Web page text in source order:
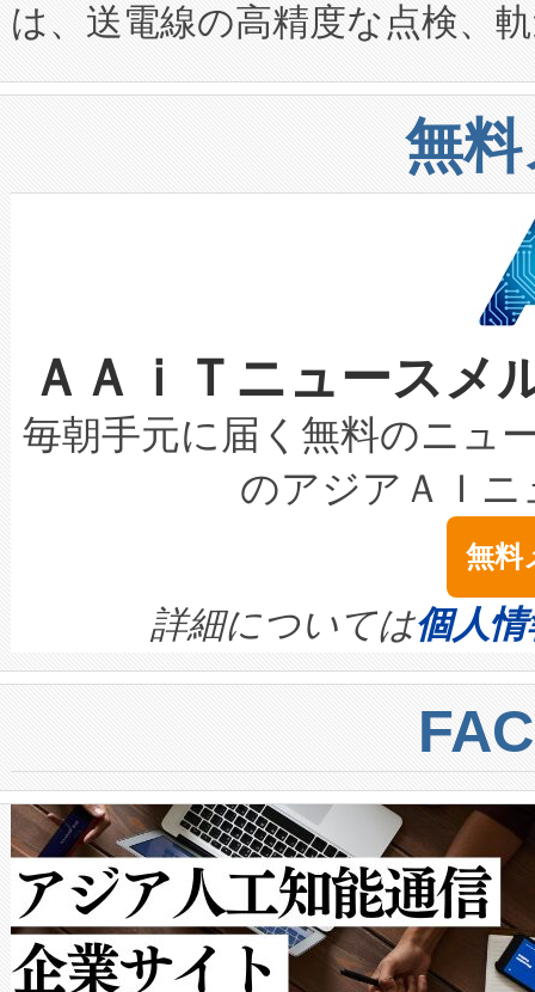
に関する技術移転および知的
構造化トレーニングカリキュ
上げおよび商用化段階におけ
設備整備および立ち上げ調整
加組織は、Enzeneのバイオ
選定された製品について、自
取得できる可能性もあります
設には、3億～4億ドルかか
最高経営責任者（CEO）であ
す。「当社のfully-connected
ームを利用すれば、6,000万
きます。この効率性は、フェ
定、統合、導入、運用に至る
安全性を追跡し、確保する事
増加しているデータセンター
る電力網に大きな負担をかけ
事業者の負担軽減という課題
系統連系を迅速にし、ピーク
限を超えて利用可能な電力容
持できるよう貢献します。こ
ービスレベル契約（SLA）違
テリー性能の劣化によるダウ
念は、現在データセンターが
ます。 Voltaiq provides a
quality and reliability for AI
BESS stack to ensure battery
centers. Voltaiqは、ai&のAI
からシステム統合、試運転、
クルの各段階のデータを監視
[…]
は、送電線の高精度な点検、
や穀物倉庫におけるバルク材
リューション「Avia 2」を発
したAvia 2は、1,000メート
狭視野のFOVを切り替えるこ
ケーブル、枝などの細かな対
なレーザースポットにより、
な環境下でも豊かなディテー
キロメートル範囲を検出
LiDAR for Inspections,
は1535 nmレーザーを搭載。
イズの小径化を実現すること
す。ノーマルモードでは、
ートル先まで検出でき、これ
トに対して約600メートルに
では、反射率10％のターゲッ
で向上し、最大検知距離は
ットだけで最大1キロメート
ルの変電所周囲を監視でき、
作業と点群処理を簡素化でき
無
ＡＡｉＴニュース
毎朝手元に届く無料のニュ
のアジアＡＩ
無料
詳細については個人